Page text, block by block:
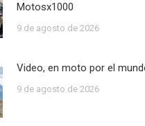
Motosx1000
9 de agosto de 2026
Video, en moto por el
9 de agosto de 2026